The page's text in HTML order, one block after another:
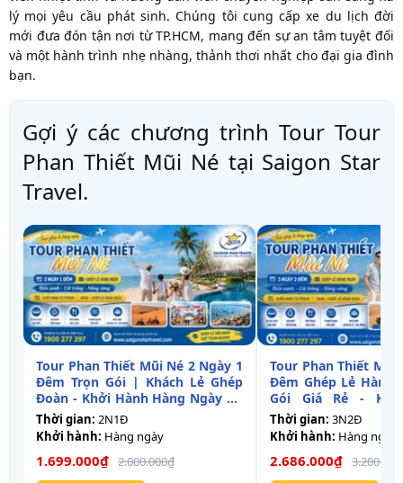
lý mọi yêu cầu phát sinh. Chúng tôi cung cấp xe du lịch đời
mới đưa đón tận nơi từ TP.HCM, mang đến sự an tâm tuyệt đối
và một hành trình nhẹ nhàng, thảnh thơi nhất cho đại gia đình
bạn.
Gợi ý các chương trình Tour Tour
Phan Thiết Mũi Né tại Saigon Star
Travel.
Tour Phan Thiết Mũi Né 2 Ngày 1
Đêm Trọn Gói | Khách Lẻ Ghép
Đoàn - Khởi Hành Hàng Ngày Từ
TpHCM
Thời gian: 2N1Đ
Khởi hành: Hàng ngày
1.699.000₫ 2.000.000₫
Tour Phan Thiết Mũi
Đêm Ghép Lẻ Hàng
Gói Giá Rẻ -
TpHCM
Thời gian: 3N2Đ
Khởi hành: Hàng ngày
2.686.000₫